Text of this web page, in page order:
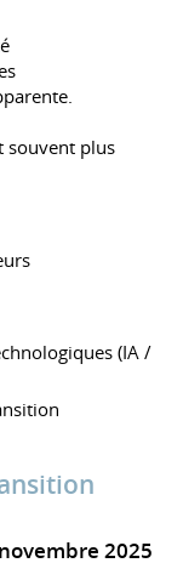
souvent plus
(IA /
2025